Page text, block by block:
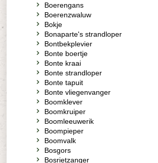
Boerengans
Boerenzwaluw
Bokje
Bonaparte's strandloper
Bontbekplevier
Bonte boertje
Bonte kraai
Bonte strandloper
Bonte tapuit
Bonte vliegenvanger
Boomklever
Boomkruiper
Boomleeuwerik
Boompieper
Boomvalk
Bosgors
Bosrietzanger